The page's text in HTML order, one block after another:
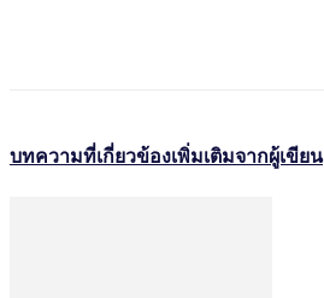
บทความที่เกี่ยวข้องเพิ่มเติมจากผู้เขียน